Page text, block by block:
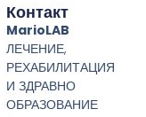
Контакт
MarioLAB
ЛЕЧЕНИЕ,
РЕХАБИЛИТАЦИЯ
И ЗДРАВНО
ОБРАЗОВАНИЕ